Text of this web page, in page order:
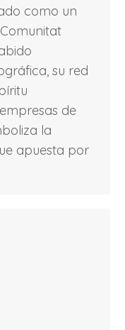
como un
su red
de
la
apuesta por